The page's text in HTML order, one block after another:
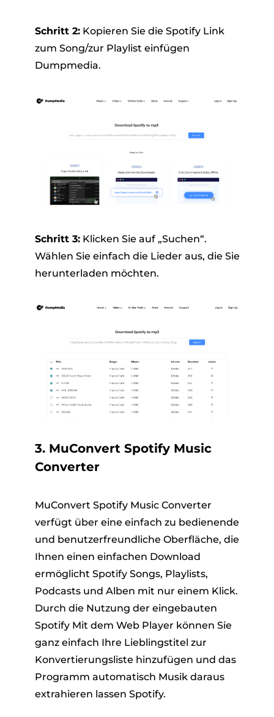
Schritt 2:Kopieren Sie die Spotify Link
zum Song/zur Playlist einfügen
Dumpmedia.
Schritt 3:Klicken Sie auf „Suchen“.
Wählen Sie einfach die Lieder aus, die Sie
herunterladen möchten.
3. MuConvert Spotify Music
Converter
MuConvert Spotify Music Converter
verfügt über eine einfach zu bedienende
und benutzerfreundliche Oberfläche, die
Ihnen einen einfachen Download
ermöglicht Spotify Songs, Playlists,
Podcasts und Alben mit nur einem Klick.
Durch die Nutzung der eingebauten
Spotify Mit dem Web Player können Sie
ganz einfach Ihre Lieblingstitel zur
Konvertierungsliste hinzufügen und das
Programm automatisch Musik daraus
extrahieren lassen Spotify.